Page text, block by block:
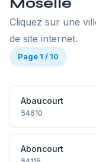
Cliquez sur une
de site internet.
Page 1 / 10
Abaucourt
54610
Aboncourt